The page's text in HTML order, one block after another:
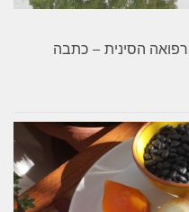
הסינית – כתבה